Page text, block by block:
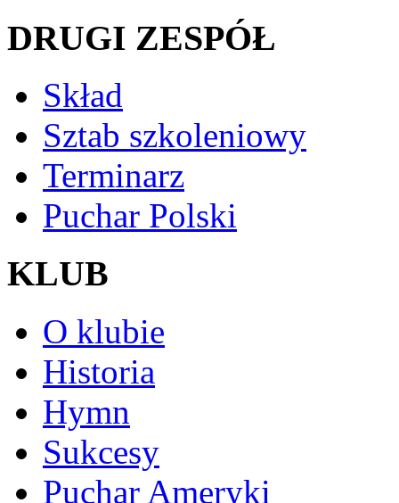
DRUGI ZESPÓŁ
Skład
Sztab szkoleniowy
Terminarz
Puchar Polski
KLUB
O klubie
Historia
Hymn
Sukcesy
Puchar Ameryki